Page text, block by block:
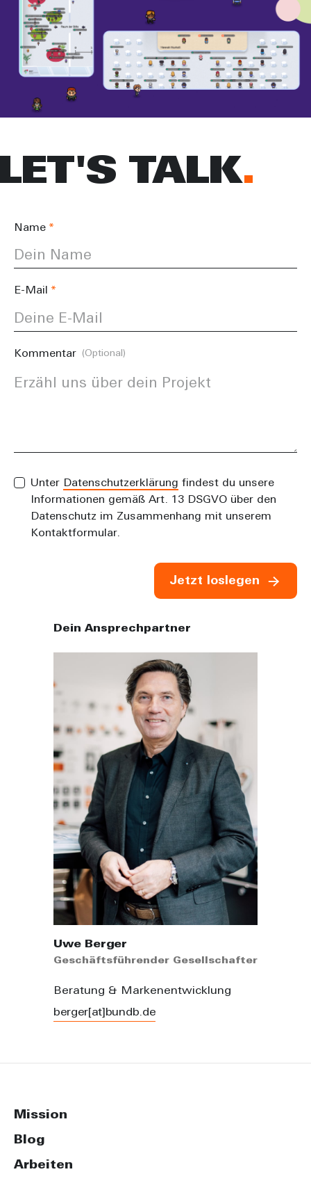
TALK
Name
E-Mail
Kommentar (Optional)
Unter Datenschutzerklärung findest du unsere
Informationen gemäß Art. 13 DSGVO über den
Datenschutz im Zusammenhang mit unserem
Kontaktformular.
Jetzt loslegen
Dein Ansprechpartner
Uwe Berger
Geschäftsführender Gesellschafter
Beratung & Markenentwicklung
berger[at]bundb.de
Mission
Blog
Arbeiten